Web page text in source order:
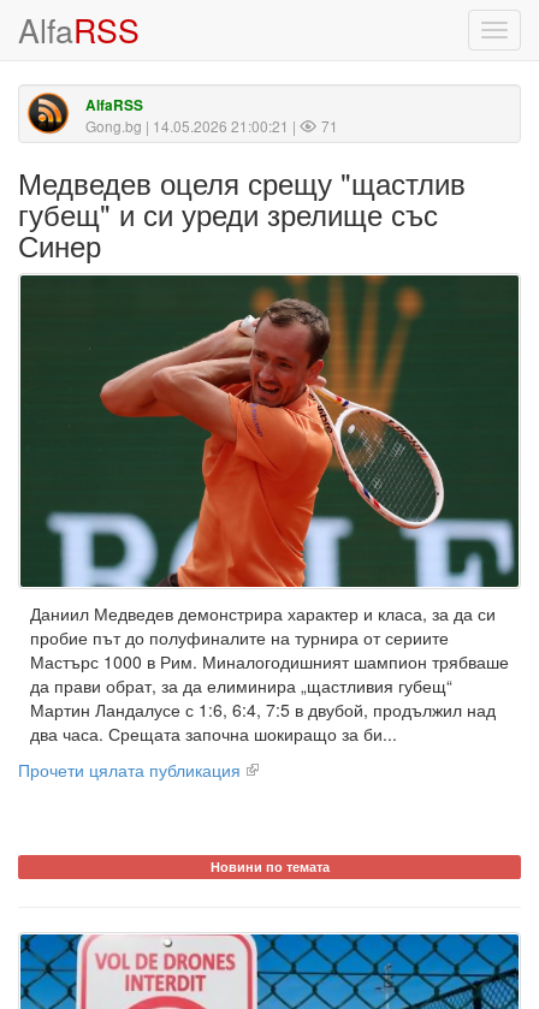
AlfaRSS
AlfaRSS
Gong.bg | 14.05.2026 21:00:21 | 71
Медведев оцеля срещу "щастлив
губещ" и си уреди зрелище със
Синер
Даниил Медведев демонстрира характер и класа, за да си
пробие път до полуфиналите на турнира от сериите
Мастърс 1000 в Рим. Миналогодишният шампион трябваше
да прави обрат, за да елиминира „щастливия губещ“
Мартин Ландалусе с 1:6, 6:4, 7:5 в двубой, продължил над
два часа. Срещата започна шокиращо за би...
Прочети цялата публикация
Новини по темата